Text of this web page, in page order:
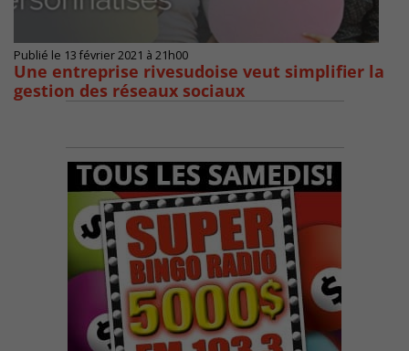
Publié le 13 février 2021 à 21h00
Une entreprise rivesudoise veut simplifier la
gestion des réseaux sociaux